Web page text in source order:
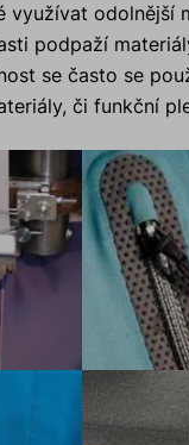
využívat odolnější
podpaží
se často se
či funkční